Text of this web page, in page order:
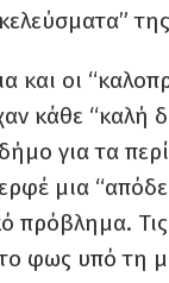
και οι
κάθε “καλή
για τα
μια
πρόβλημα.
φως υπό τη